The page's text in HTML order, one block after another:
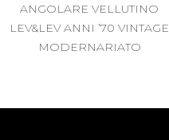
ANGOLARE VELLUTINO
LEV&LEV ANNI ’70 VINTAGE
MODERNARIATO